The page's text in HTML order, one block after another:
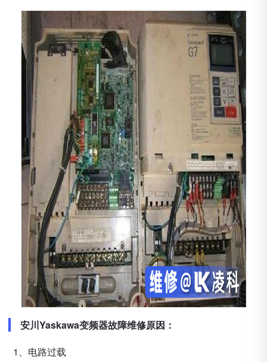
安川Yaskawa变频器故障维修原因：
1、电路过载